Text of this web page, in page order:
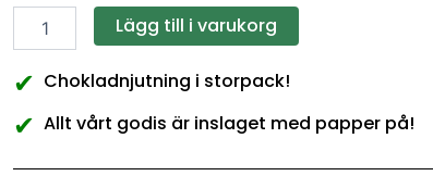
Lägg till i varukorg
✔ Chokladnjutning i storpack!
✔ Allt vårt godis är inslaget med papper på!